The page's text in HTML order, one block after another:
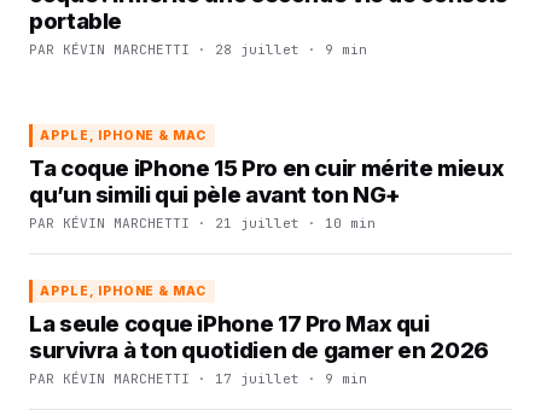
portable
PAR KÉVIN MARCHETTI · 28 juillet · 9 min
APPLE, IPHONE & MAC
Ta coque iPhone 15 Pro en cuir mérite mieux
qu’un simili qui pèle avant ton NG+
PAR KÉVIN MARCHETTI · 21 juillet · 10 min
APPLE, IPHONE & MAC
La seule coque iPhone 17 Pro Max qui
survivra à ton quotidien de gamer en 2026
PAR KÉVIN MARCHETTI · 17 juillet · 9 min